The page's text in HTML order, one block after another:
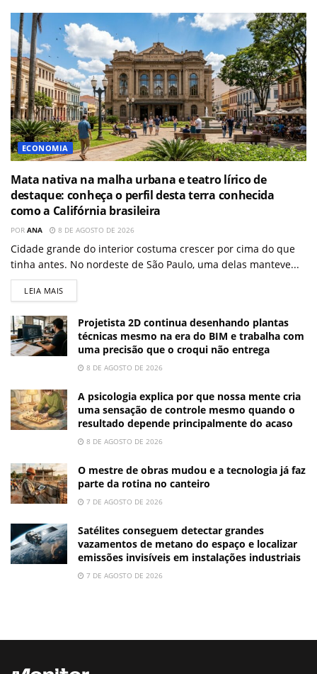
ECONOMIA
Mata nativa na malha urbana e teatro lírico de
destaque: conheça o perfil desta terra conhecida
como a Califórnia brasileira
POR ANA 8 DE AGOSTO DE 2026
Cidade grande do interior costuma crescer por cima do que
tinha antes. No nordeste de São Paulo, uma delas manteve...
LEIA MAIS
Projetista 2D continua desenhando plantas
técnicas mesmo na era do BIM e trabalha com
uma precisão que o croqui não entrega
8 DE AGOSTO DE 2026
A psicologia explica por que nossa mente cria
uma sensação de controle mesmo quando o
resultado depende principalmente do acaso
8 DE AGOSTO DE 2026
O mestre de obras mudou e a tecnologia já faz
parte da rotina no canteiro
7 DE AGOSTO DE 2026
Satélites conseguem detectar grandes
vazamentos de metano do espaço e localizar
emissões invisíveis em instalações industriais
7 DE AGOSTO DE 2026